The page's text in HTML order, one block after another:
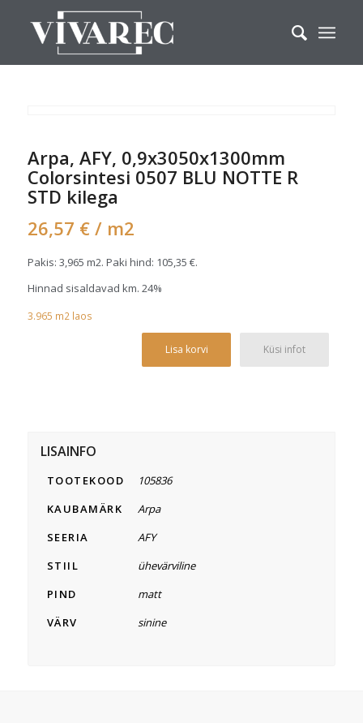
Arpa, AFY, 0,9x3050x1300mm
Colorsintesi 0507 BLU NOTTE R
STD kilega
26,57 € / m2
Pakis: 3,965 m2. Paki hind: 105,35 €.
Hinnad sisaldavad km. 24%
3.965 m2laos
Lisa korvi Küsi infot
LISAINFO
TOOTEKOOD
105836
KAUBAMÄRK
Arpa
SEERIA
AFY
STIIL
ühevärviline
PIND
matt
VÄRV
sinine